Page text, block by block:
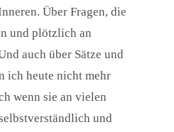
Über Fragen, die
und plötzlich an
auch über Sätze und
ich heute nicht mehr
wenn sie an vielen
und